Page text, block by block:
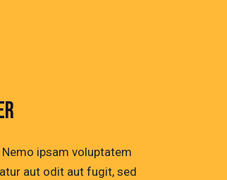
ipsam voluptatem
aut odit aut fugit, sed